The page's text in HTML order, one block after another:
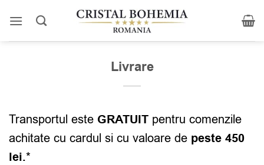
Livrare
Transportul este GRATUIT pentru comenzile
achitate cu cardul si cu valoare de peste 450
lei.*